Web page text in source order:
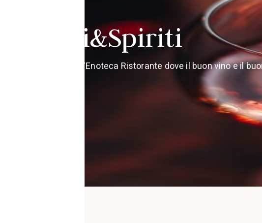
Vini&Spiriti
Dal 1962 L'Enoteca Ristorante dove il buon vino e il